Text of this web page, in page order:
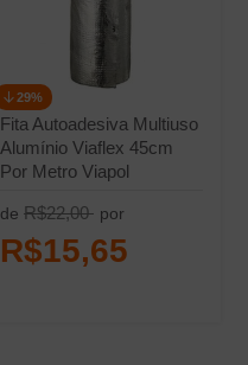
Fita Autoadesiva Multiuso
Alumínio Viaflex 45cm
Por Metro Viapol
de R$22,00
29%
por
R$15,65